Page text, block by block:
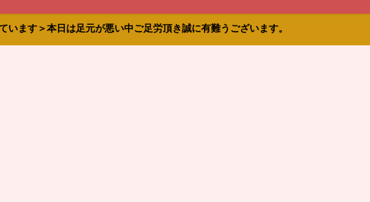
ます＞本日は足元が悪い中ご足労頂き誠に有難うございます。